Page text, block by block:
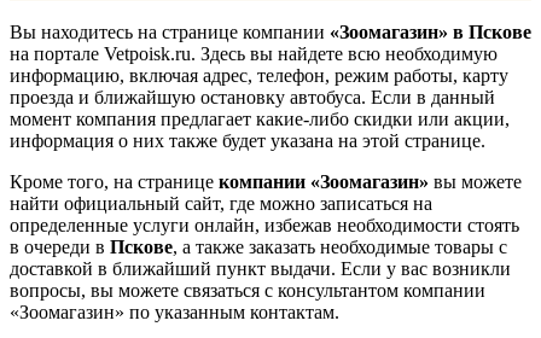
Вы находитесь на странице компании «Зоомагазин» в Пскове
на портале Vetpoisk.ru. Здесь вы найдете всю необходимую
информацию, включая адрес, телефон, режим работы, карту
проезда и ближайшую остановку автобуса. Если в данный
момент компания предлагает какие-либо скидки или акции,
информация о них также будет указана на этой странице.
Кроме того, на странице компании «Зоомагазин» вы можете
найти официальный сайт, где можно записаться на
определенные услуги онлайн, избежав необходимости стоять
в очереди в Пскове, а также заказать необходимые товары с
доставкой в ближайший пункт выдачи. Если у вас возникли
вопросы, вы можете связаться с консультантом компании
«Зоомагазин» по указанным контактам.